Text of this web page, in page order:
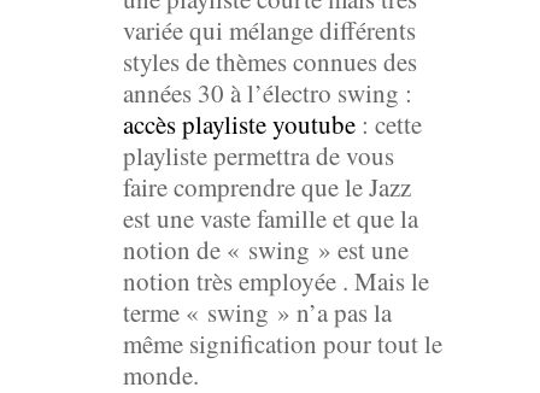
variée qui mélange différents
styles de thèmes connues des
années 30 à l’électro swing :
accès playliste youtube: cette
playliste permettra de vous
faire comprendre que le Jazz
est une vaste famille et que la
notion de « swing » est une
notion très employée . Mais le
terme « swing » n’a pas la
même signification pour tout le
monde.